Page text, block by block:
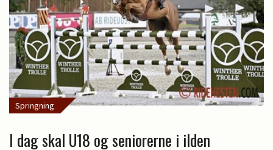
Springning
I dag skal U18 og seniorerne i ilden